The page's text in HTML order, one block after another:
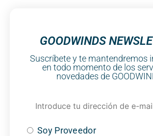
GOODWINDS
Suscríbete y te mantendremos
en todo momento de los
novedades de
Soy Proveedor